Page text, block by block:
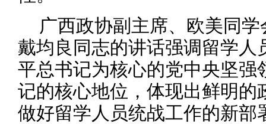
广西政协副主席、欧美同
戴均良同志的讲话强调留学人
平总书记为核心的党中央坚强
记的核心地位，体现出鲜明的
做好留学人员统战工作的新部